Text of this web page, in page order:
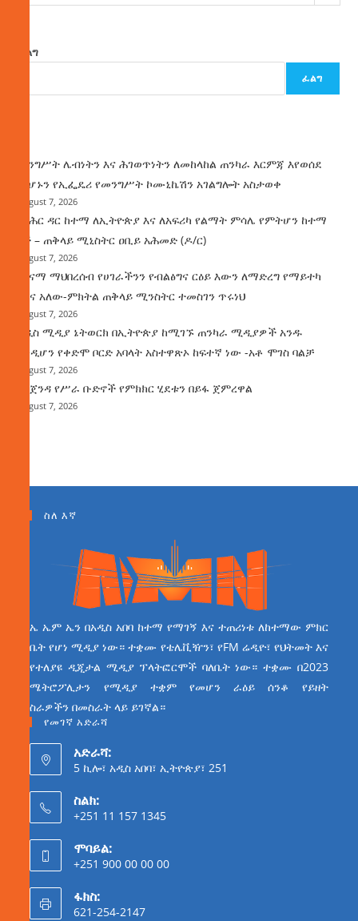
ፈልግ
ፈልግ
መንግሥት ሌብነትን እና ሕገወጥነትን ለመከላከል ጠንካራ እርምጃ እየወሰደ
መሆኑን የኢፌዴሪ የመንግሥት ኮሙኒኬሽን አገልግሎት አስታወቀ
August 7, 2026
የባሕር ዳር ከተማ ለኢትዮጵያ እና ለአፍሪካ የልማት ምሳሌ የምትሆን ከተማ
ነች – ጠቅላይ ሚኒስትር ዐቢይ አሕመድ (ዶ/ር)
August 7, 2026
ጤናማ ማህበረሰብ የሀገራችንን የብልፅግና ርዕይ እውን ለማድረግ የማይተካ
ሚና አለው-ምክትል ጠቅላይ ሚንስትር ተመስገን ጥሩነህ
August 7, 2026
አዲስ ሚዲያ ኔትወርክ በኢትዮጵያ ከሚገኙ ጠንካራ ሚዲያዎች አንዱ
እንዲሆን የቀድሞ ቦርድ አባላት አስተዋጽኦ ከፍተኛ ነው -አቶ ሞገስ ባልቻ
August 7, 2026
የአጀንዳ የሥራ ቡድኖች የምክክር ሂደቱን በይፋ ጀምረዋል
August 7, 2026
ስለ እኛ
ኤ ኤም ኤን በአዲስ አበባ ከተማ የማገኝ እና ተጠሪነቱ ለከተማው ምክር
ቤት የሆነ ሚዲያ ነው። ተቋሙ የቴሌቪዥን፣ የFM ሬዲዮ፣ የህትመት እና
የተለያዩ ዲጂታል ሚዲያ ፕላትፎርሞች ባለቤት ነው። ተቋሙ በ2023
ሜትሮፖሊታን የሚዲያ ተቋም የመሆን ራዕይ ሰንቆ የይዘት
ስራዎችን በመስራት ላይ ይገኛል።
የመገኛ አድራሻ
አድራሻ:
5 ኪሎ፣ አዲስ አበባ፣ ኢትዮጵያ፣ 251
ስልክ:
+251 11 157 1345
ሞባይል:
+251 900 00 00 00
ፋክስ:
621-254-2147